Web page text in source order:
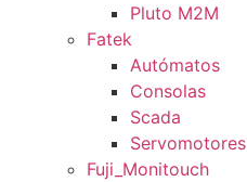
Pluto M2M
Fatek
Autómatos
Consolas
Scada
Servomotores
Fuji_Monitouch